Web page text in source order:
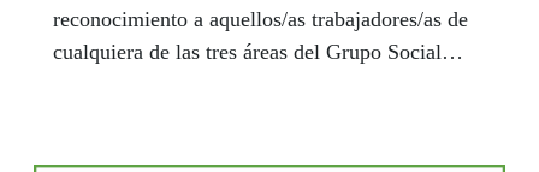
reconocimiento a aquellos/as trabajadores/as de
cualquiera de las tres áreas del Grupo Social